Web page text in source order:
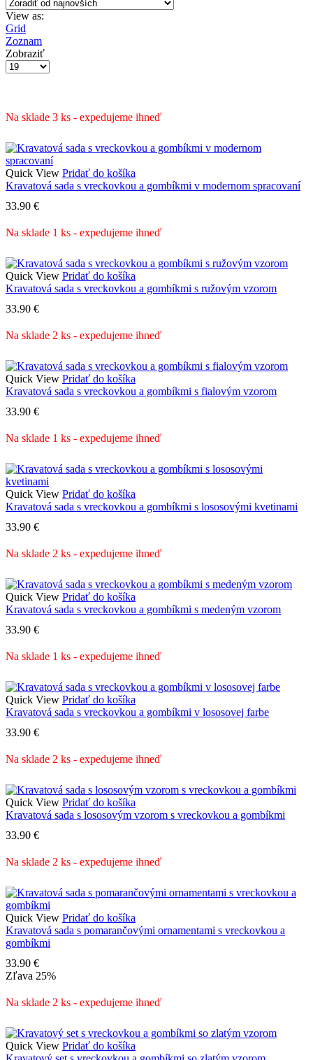
View as:
Grid
Zoznam
Zobraziť
Produktov
Na sklade 3 ks - expedujeme ihneď
Quick View Pridať do košíka
Kravatová sada s vreckovkou a gombíkmi v modernom spracovaní
33.90 €
Na sklade 1 ks - expedujeme ihneď
Quick View Pridať do košíka
Kravatová sada s vreckovkou a gombíkmi s ružovým vzorom
33.90 €
Na sklade 2 ks - expedujeme ihneď
Quick View Pridať do košíka
Kravatová sada s vreckovkou a gombíkmi s fialovým vzorom
33.90 €
Na sklade 1 ks - expedujeme ihneď
Quick View Pridať do košíka
Kravatová sada s vreckovkou a gombíkmi s lososovými kvetinami
33.90 €
Na sklade 2 ks - expedujeme ihneď
Quick View Pridať do košíka
Kravatová sada s vreckovkou a gombíkmi s medeným vzorom
33.90 €
Na sklade 1 ks - expedujeme ihneď
Quick View Pridať do košíka
Kravatová sada s vreckovkou a gombíkmi v lososovej farbe
33.90 €
Na sklade 2 ks - expedujeme ihneď
Quick View Pridať do košíka
Kravatová sada s lososovým vzorom s vreckovkou a gombíkmi
33.90 €
Na sklade 2 ks - expedujeme ihneď
Quick View Pridať do košíka
Kravatová sada s pomarančovými ornamentami s vreckovkou a
gombíkmi
33.90 €
Zľava 25%
Na sklade 2 ks - expedujeme ihneď
Quick View Pridať do košíka